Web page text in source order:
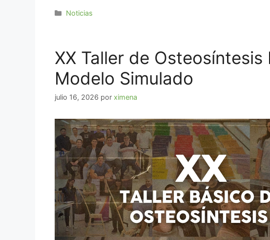
Noticias
XX Taller de
Modelo Simulado
julio 16, 2026 por ximena